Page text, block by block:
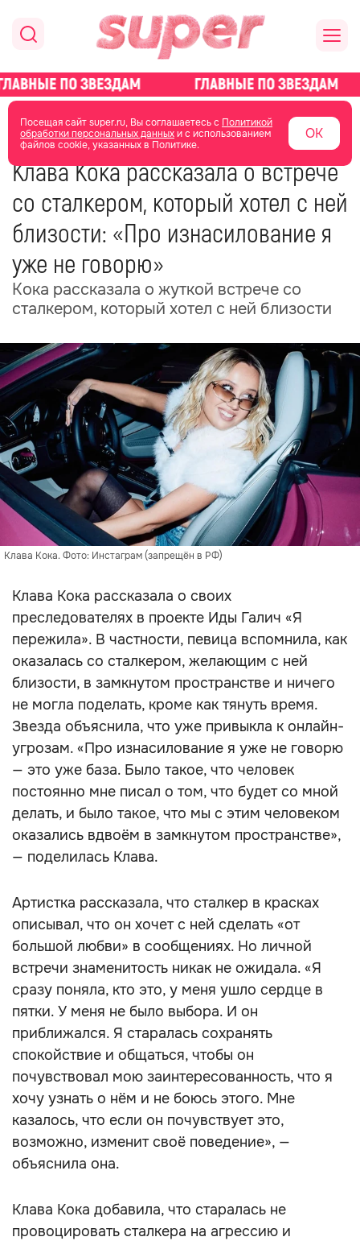
Посещая сайт super.ru, Вы соглашаетесь с Политикой
обработки персональных данныхи с использованием
файлов cookie, указанных в Политике.
ОК
главная новости о звездах новости
19 июня 2025 19:24
Клава Кока рассказала о встрече
со сталкером, который хотел с ней
близости: «Про изнасилование я
уже не говорю»
Кока рассказала о жуткой встрече со
сталкером, который хотел с ней близости
Клава Кока. Фото: Инстаграм (запрещён в РФ)
Клава Кока рассказала о своих
преследователях в проекте Иды Галич «Я
пережила». В частности, певица вспомнила, как
оказалась со сталкером, желающим с ней
близости, в замкнутом пространстве и ничего
не могла поделать, кроме как тянуть время.
Звезда объяснила, что уже привыкла к онлайн-
угрозам. «Про изнасилование я уже не говорю
— это уже база. Было такое, что человек
постоянно мне писал о том, что будет со мной
делать, и было такое, что мы с этим человеком
оказались вдвоём в замкнутом пространстве»,
— поделилась Клава.
Артистка рассказала, что сталкер в красках
описывал, что он хочет с ней сделать «от
большой любви» в сообщениях. Но личной
встречи знаменитость никак не ожидала. «Я
сразу поняла, кто это, у меня ушло сердце в
пятки. У меня не было выбора. И он
приближался. Я старалась сохранять
спокойствие и общаться, чтобы он
почувствовал мою заинтересованность, что я
хочу узнать о нём и не боюсь этого. Мне
казалось, что если он почувствует это,
возможно, изменит своё поведение», —
объяснила она.
Клава Кока добавила, что старалась не
провоцировать сталкера на агрессию и